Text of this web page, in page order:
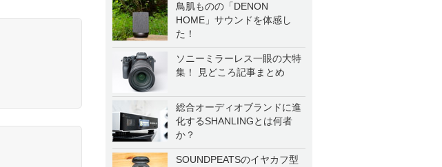
鳥肌ものの「DENON
HOME」サウンドを体感し
た！
ソニーミラーレス一眼の大特
集！ 見どころ記事まとめ
総合オーディオブランドに進
化するSHANLINGとは何者
か？
SOUNDPEATSのイヤカフ型